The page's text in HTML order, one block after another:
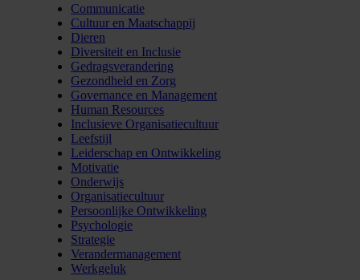
Communicatie
Cultuur en Maatschappij
Dieren
Diversiteit en Inclusie
Gedragsverandering
Gezondheid en Zorg
Governance en Management
Human Resources
Inclusieve Organisatiecultuur
Leefstijl
Leiderschap en Ontwikkeling
Motivatie
Onderwijs
Organisatiecultuur
Persoonlijke Ontwikkeling
Psychologie
Strategie
Verandermanagement
Werkgeluk